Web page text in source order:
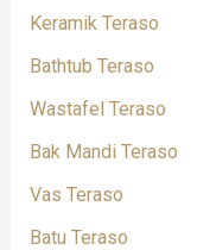
Keramik Teraso
Bathtub Teraso
Wastafel Teraso
Bak Mandi Teraso
Vas Teraso
Batu Teraso